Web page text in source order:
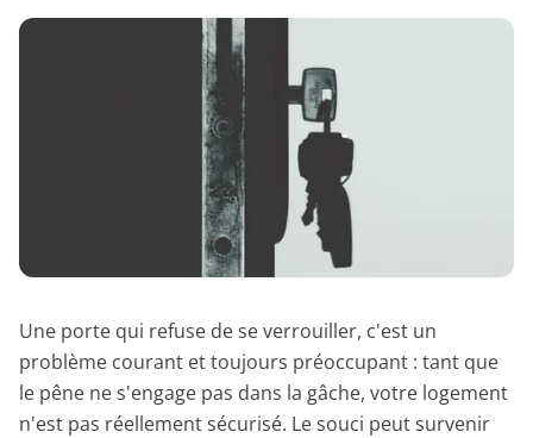
Une porte qui refuse de se verrouiller, c'est un
problème courant et toujours préoccupant : tant que
le pêne ne s'engage pas dans la gâche, votre logement
n'est pas réellement sécurisé. Le souci peut survenir